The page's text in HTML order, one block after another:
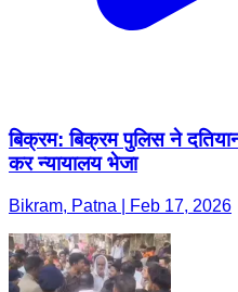
बिक्रम: बिक्रम पुलिस ने
कर न्यायालय भेजा
Bikram, Patna | Feb 17, 2026